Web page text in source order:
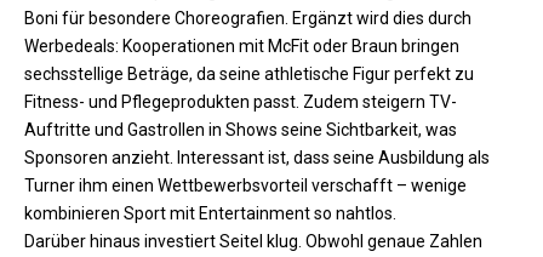
Boni für besondere Choreografien. Ergänzt wird dies durch
Werbedeals: Kooperationen mit McFit oder Braun bringen
sechsstellige Beträge, da seine athletische Figur perfekt zu
Fitness- und Pflegeprodukten passt. Zudem steigern TV-
Auftritte und Gastrollen in Shows seine Sichtbarkeit, was
Sponsoren anzieht. Interessant ist, dass seine Ausbildung als
Turner ihm einen Wettbewerbsvorteil verschafft – wenige
kombinieren Sport mit Entertainment so nahtlos.​
Darüber hinaus investiert Seitel klug. Obwohl genaue Zahlen